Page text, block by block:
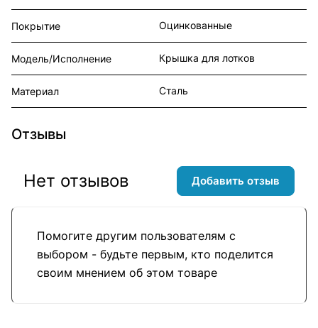
Покрытие Оцинкованные
Модель/Исполнение Крышка для лотков
Материал Сталь
Отзывы
Помогите другим пользователям с
выбором - будьте первым, кто поделится
своим мнением об этом товаре
Нет отзывов Добавить отзыв